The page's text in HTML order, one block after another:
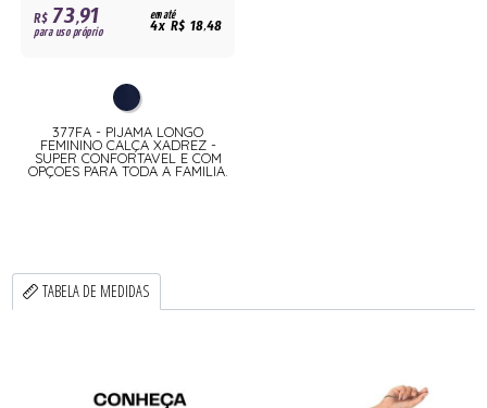
R$73,91
para uso próprio
em até
4x R$ 18,48
377FA - PIJAMA LONGO
FEMININO CALÇA XADREZ -
SUPER CONFORTAVEL E COM
OPÇOES PARA TODA A FAMILIA.
TABELA DE MEDIDAS